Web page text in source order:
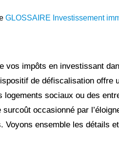
GLOSSAIRE Investissement
vos impôts en investissant
de défiscalisation offre
logements sociaux ou des
occasionné par
Voyons ensemble les détails